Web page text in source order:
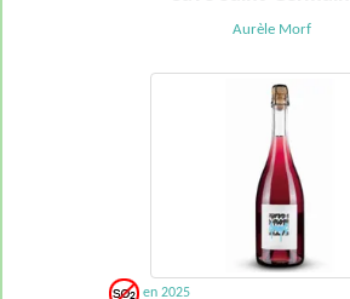
Aurèle Morf
en 2025